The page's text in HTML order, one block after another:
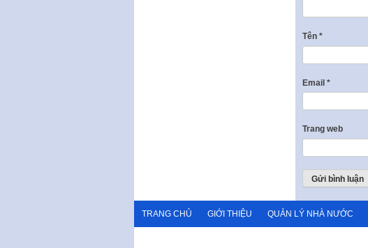
Tên *
Email *
Trang web
TRANG CHỦ GIỚI THIỆU QUẢN LÝ NHÀ NƯỚC